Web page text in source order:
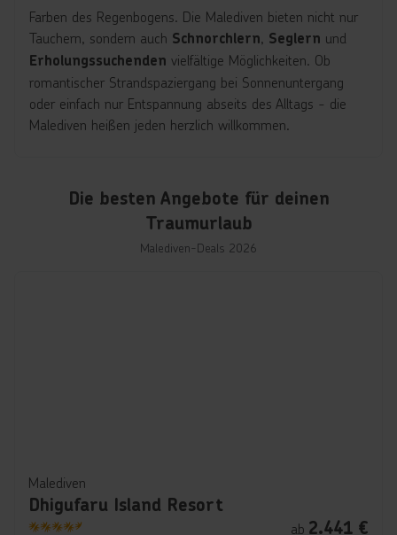
Farben des Regenbogens. Die Malediven bieten nicht nur
Tauchern, sondern auch Schnorchlern, Seglern und
Erholungssuchenden vielfältige Möglichkeiten. Ob
romantischer Strandspaziergang bei Sonnenuntergang
oder einfach nur Entspannung abseits des Alltags - die
Malediven heißen jeden herzlich willkommen.
Die besten Angebote für deinen
Traumurlaub
Malediven-Deals 2026
Malediven
Dhigufaru Island Resort
ab 2.441 €